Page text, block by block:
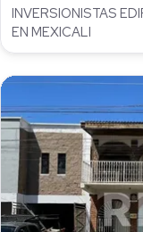
INVERSIONISTAS
EN MEXICALI